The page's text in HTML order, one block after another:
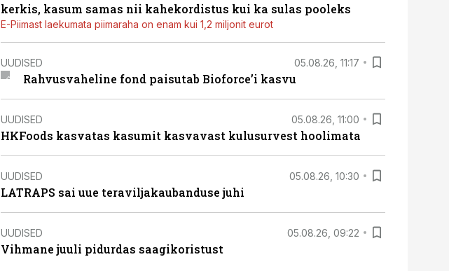
kerkis, kasum samas nii kahekordistus kui ka sulas pooleks
E-Piimast laekumata piimaraha on enam kui 1,2 miljonit eurot
UUDISED 05.08.26, 11:17
Rahvusvaheline fond paisutab Bioforce’i kasvu
UUDISED 05.08.26, 11:00
HKFoods kasvatas kasumit kasvavast kulusurvest hoolimata
UUDISED 05.08.26, 10:30
LATRAPS sai uue teraviljakaubanduse juhi
UUDISED 05.08.26, 09:22
Vihmane juuli pidurdas saagikoristust